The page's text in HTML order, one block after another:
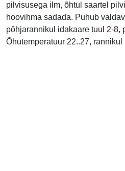
pilvisusega ilm, õhtul saartel
hoovihma sadada. Puhub
põhjarannikul idakaare tuul 2-8,
Õhutemperatuur 22..27, rannikul